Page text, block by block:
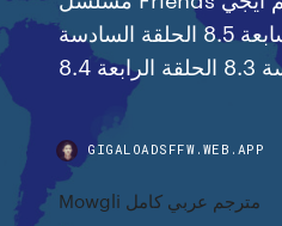
بست. 8.7 الحلقة السابعة 8.5 الحلقة السادسة
GIGALOADSFFW.WEB.APP
Mowgli مترجم عربي كامل